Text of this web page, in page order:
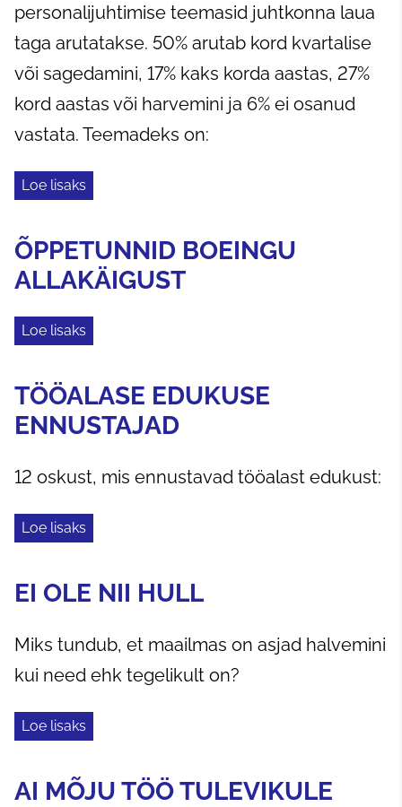
personalijuhtimise teemasid juhtkonna laua
taga arutatakse. 50% arutab kord kvartalise
või sagedamini, 17% kaks korda aastas, 27%
kord aastas või harvemini ja 6% ei osanud
vastata. Teemadeks on:
Loe lisaks
ÕPPETUNNID BOEINGU
ALLAKÄIGUST
Loe lisaks
TÖÖALASE EDUKUSE
ENNUSTAJAD
12 oskust, mis ennustavad tööalast edukust:
Loe lisaks
EI OLE NII HULL
Miks tundub, et maailmas on asjad halvemini
kui need ehk tegelikult on?
Loe lisaks
AI MÕJU TÖÖ TULEVIKULE